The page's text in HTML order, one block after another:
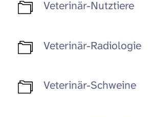
Veterinär-Nutztiere
Veterinär-Radiologie
Veterinär-Schweine